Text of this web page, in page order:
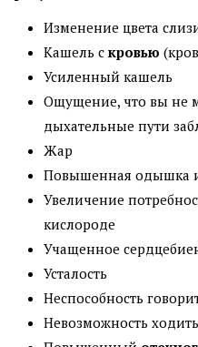
Изменение цвета
Кашель с кровью
Усиленный кашель
Ощущение, что вы не
дыхательные пути
Жар
Повышенная одышка
Увеличение
кислороде
Учащенное
Усталость
Неспособность
Невозможность